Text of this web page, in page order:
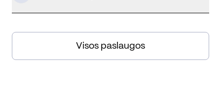
Visos paslaugos